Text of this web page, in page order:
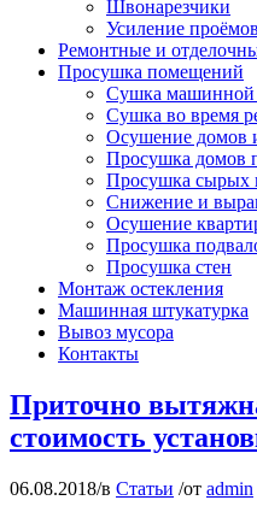
Швонарезчики
Усиление проёмов
Ремонтные и
Просушка помещений
Сушка машинной
Сушка во время
Осушение домов
Просушка домов
Просушка сырых
Снижение и
Осушение
Просушка
Просушка стен
Монтаж остекления
Машинная штукатурка
Вывоз мусора
Контакты
Приточно
стоимость
06.08.2018/в Статьи /от admin